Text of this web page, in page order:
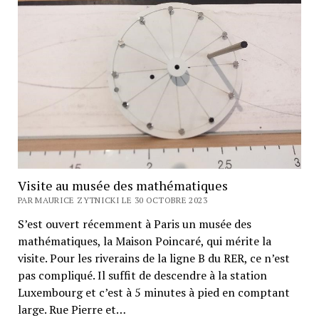
Visite au musée des mathématiques
PAR MAURICE ZYTNICKI LE 30 OCTOBRE 2023
S’est ouvert récemment à Paris un musée des
mathématiques, la Maison Poincaré, qui mérite la
visite. Pour les riverains de la ligne B du RER, ce n’est
pas compliqué. Il suffit de descendre à la station
Luxembourg et c’est à 5 minutes à pied en comptant
large. Rue Pierre et…